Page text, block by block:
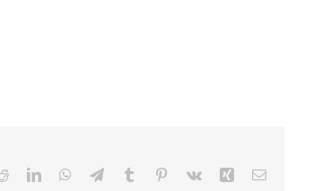
RedditLinkedInWhatsApp
TelegramTumblr Pinterest
Vk Xing Email